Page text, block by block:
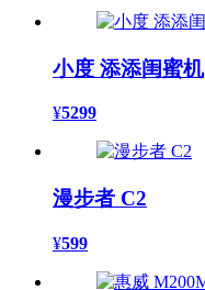
小度 添添闺蜜机
¥5299
漫步者 C2
¥599